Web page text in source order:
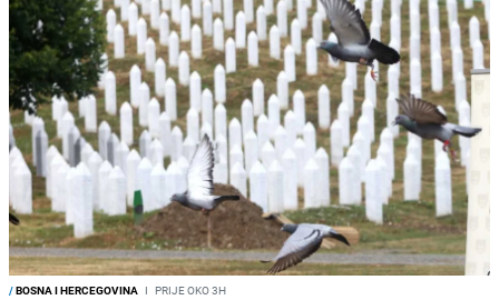
/BOSNA I HERCEGOVINA I PRIJE OKO 3H